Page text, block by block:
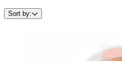
Sort by: